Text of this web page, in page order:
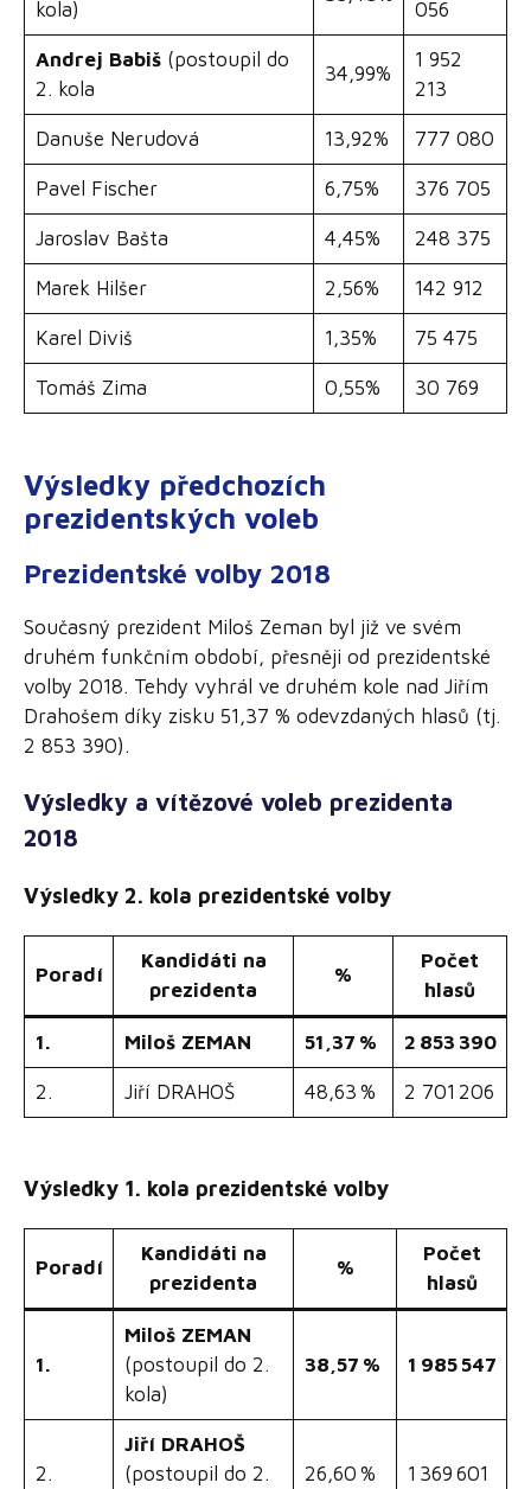
kola)
056
Andrej Babiš(postoupil do
2. kola
34,99%
1 952
213
Danuše Nerudová 13,92% 777 080
Pavel Fischer 6,75% 376 705
Jaroslav Bašta 4,45% 248 375
Marek Hilšer 2,56% 142 912
Karel Diviš 1,35% 75 475
Tomáš Zima 0,55% 30 769
Výsledky předchozích
prezidentských voleb
Prezidentské volby 2018
Současný prezident Miloš Zeman byl již ve svém
druhém funkčním období, přesněji od prezidentské
volby 2018. Tehdy vyhrál ve druhém kole nad Jiřím
Drahošem díky zisku 51,37 % odevzdaných hlasů (tj.
2 853 390).
Výsledky a vítězové voleb prezidenta
2018
Výsledky 2. kola prezidentské volby
Poradí
Kandidáti na
prezidenta
%
Počet
hlasů
1. Miloš ZEMAN 51,37 % 2 853 390
2. Jiří DRAHOŠ 48,63 % 2 701 206
Výsledky 1. kola prezidentské volby
Poradí
Kandidáti na
prezidenta
%
Počet
hlasů
1.
Miloš ZEMAN
(postoupil do 2.
kola)
38,57 % 1 985 547
2.
Jiří DRAHOŠ
(postoupil do 2.
26,60 % 1 369 601